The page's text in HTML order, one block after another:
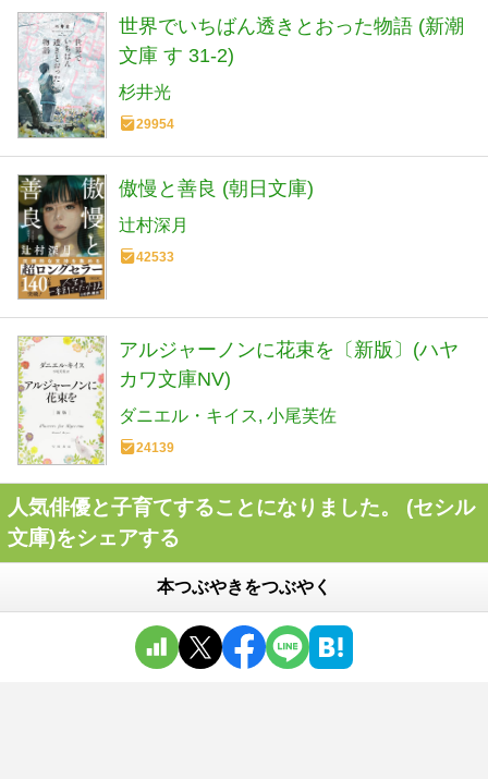
世界でいちばん透きとおった物語 (新潮
文庫 す 31-2)
杉井光
29954
傲慢と善良 (朝日文庫)
辻村深月
42533
アルジャーノンに花束を〔新版〕(ハヤ
カワ文庫NV)
ダニエル・キイス 小尾芙佐
24139
人気俳優と子育てすることになりました。 (セシル
文庫)をシェアする
本つぶやきをつぶやく